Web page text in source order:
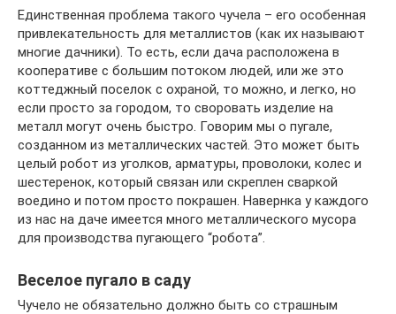
Единственная проблема такого чучела – его особенная
привлекательность для металлистов (как их называют
многие дачники). То есть, если дача расположена в
кооперативе с большим потоком людей, или же это
коттеджный поселок с охраной, то можно, и легко, но
если просто за городом, то своровать изделие на
металл могут очень быстро. Говорим мы о пугале,
созданном из металлических частей. Это может быть
целый робот из уголков, арматуры, проволоки, колес и
шестеренок, который связан или скреплен сваркой
воедино и потом просто покрашен. Навернка у каждого
из нас на даче имеется много металлического мусора
для производства пугающего “робота”.
Веселое пугало в саду
Чучело не обязательно должно быть со страшным